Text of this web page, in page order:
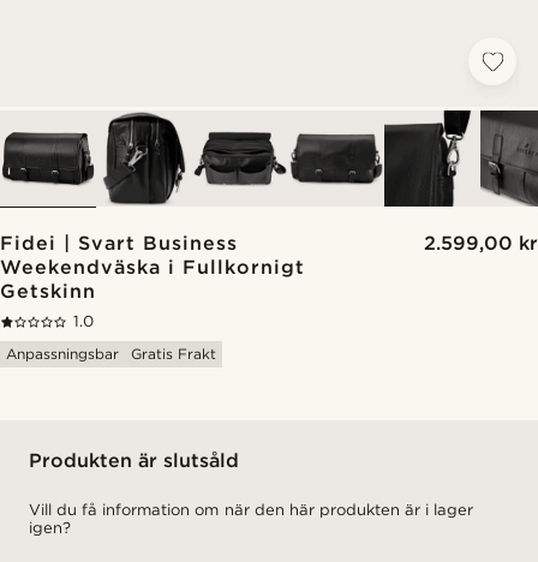
Fidei | Svart Business
Weekendväska i Fullkornigt
Getskinn
2.599,00 kr
1.0
Anpassningsbar
Gratis Frakt
Produkten är slutsåld
Vill du få information om när den här produkten är i lager
igen?